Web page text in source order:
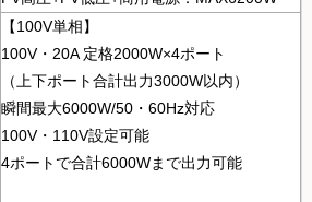
【100V単相】
100V・20A 定格2000W×4ポート
（上下ポート合計出力3000W以内）
瞬間最大6000W/50・60Hz対応
100V・110V設定可能
4ポートで合計6000Wまで出力可能